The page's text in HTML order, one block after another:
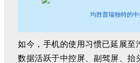
均胜普瑞独特的
如今，手机的使用习惯已延展至
数据活跃于中控屏、副驾屏、抬